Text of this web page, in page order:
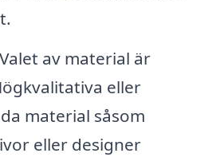
Valet av material är
eller
material såsom
eller designer